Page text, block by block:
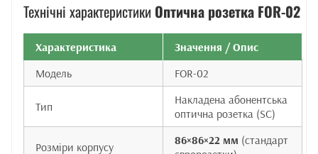
Технічні характеристики Оптична розетка FOR-02
Характеристика
Значення / Опис
Модель
FOR-02
Тип
Накладена абонентська
оптична розетка (SC)
Розміри корпусу 86×86×22 мм (стандарт